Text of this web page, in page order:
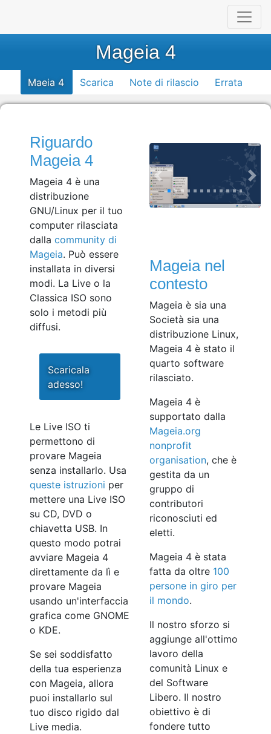
Mageia 4
Maeia 4 Scarica Note di rilascio Errata
Riguardo
Mageia 4
Mageia 4 è una
distribuzione
GNU/Linux per il tuo
computer rilasciata
dalla community di
Mageia. Può essere
installata in diversi
modi. La Live o la
Classica ISO sono
solo i metodi più
diffusi.
Scaricala
adesso!
Le Live ISO ti
permettono di
provare Mageia
senza installarlo. Usa
queste istruzioni per
mettere una Live ISO
su CD, DVD o
chiavetta USB. In
questo modo potrai
avviare Mageia 4
direttamente da lì e
provare Mageia
usando un'interfaccia
grafica come GNOME
o KDE.
Se sei soddisfatto
della tua esperienza
con Mageia, allora
puoi installarlo sul
tuo disco rigido dal
Live media.
Mageia nel
contesto
Mageia è sia una
Società sia una
distribuzione Linux,
Mageia 4 è stato il
quarto software
rilasciato.
Mageia 4 è
supportato dalla
Mageia.org
nonprofit
organisation, che è
gestita da un
gruppo di
contributori
riconosciuti ed
eletti.
Mageia 4 è stata
fatta da oltre 100
persone in giro per
il mondo.
Il nostro sforzo si
aggiunge all'ottimo
lavoro della
comunità Linux e
del Software
Libero. Il nostro
obiettivo è di
fondere tutto